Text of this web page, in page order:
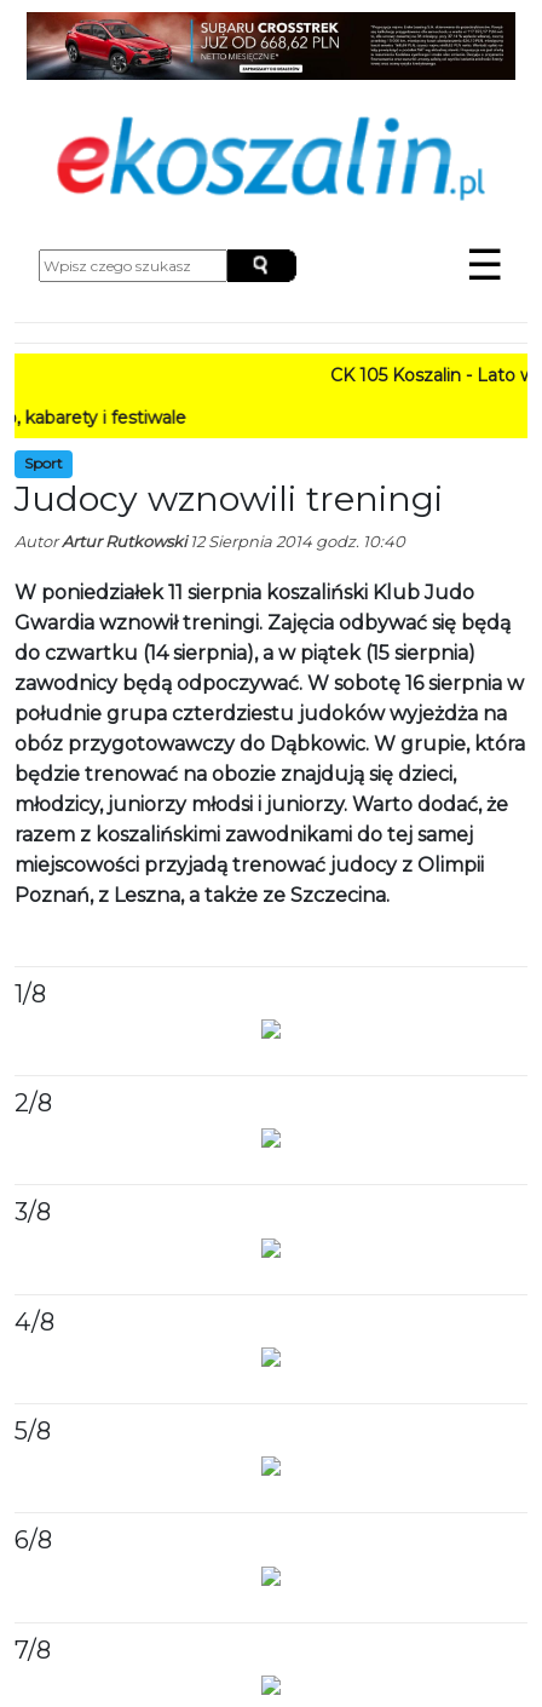
☰
CK 105 Koszalin - Lato w Mieście
i festiwale
Sport
Judocy wznowili treningi
AutorArtur Rutkowski12 Sierpnia 2014 godz. 10:40
W poniedziałek 11 sierpnia koszaliński Klub Judo
Gwardia wznowił treningi. Zajęcia odbywać się będą
do czwartku (14 sierpnia), a w piątek (15 sierpnia)
zawodnicy będą odpoczywać. W sobotę 16 sierpnia w
południe grupa czterdziestu judoków wyjeżdża na
obóz przygotowawczy do Dąbkowic. W grupie, która
będzie trenować na obozie znajdują się dzieci,
młodzicy, juniorzy młodsi i juniorzy. Warto dodać, że
razem z koszalińskimi zawodnikami do tej samej
miejscowości przyjadą trenować judocy z Olimpii
Poznań, z Leszna, a także ze Szczecina.
1/8
2/8
3/8
4/8
5/8
6/8
7/8